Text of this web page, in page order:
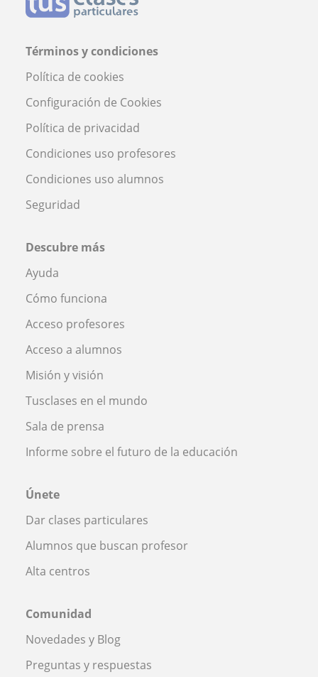
Términos y condiciones
Política de cookies
Configuración de Cookies
Política de privacidad
Condiciones uso profesores
Condiciones uso alumnos
Seguridad
Descubre más
Ayuda
Cómo funciona
Acceso profesores
Acceso a alumnos
Misión y visión
Tusclases en el mundo
Sala de prensa
Informe sobre el futuro de la educación
Únete
Dar clases particulares
Alumnos que buscan profesor
Alta centros
Comunidad
Novedades y Blog
Preguntas y respuestas